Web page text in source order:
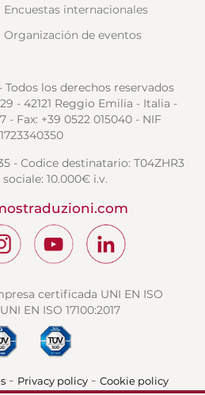
Encuestas internacionales
Organización de eventos
Todos los derechos reservados
- 42121 Reggio Emilia - Italia -
- Fax: +39 0522 015040 - NIF
- Codice destinatario: T04ZHR3
10.000€ i.v.
certificada UNI EN ISO
EN ISO 17100:2017
- Privacy policy- Cookie policy